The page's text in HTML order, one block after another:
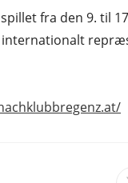
fra den 9. til
internationalt